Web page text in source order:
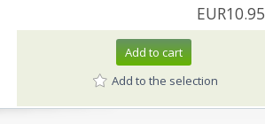
EUR10.95
Add to cart
Add to the selection